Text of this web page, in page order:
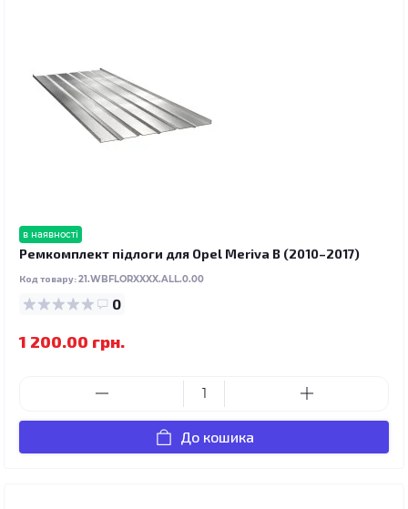
в наявності
Ремкомплект підлоги для Opel Meriva B (2010–2017)
Код товару:21.WBFLORXXXX.ALL.0.00
0
1 200.00 грн.
До кошика